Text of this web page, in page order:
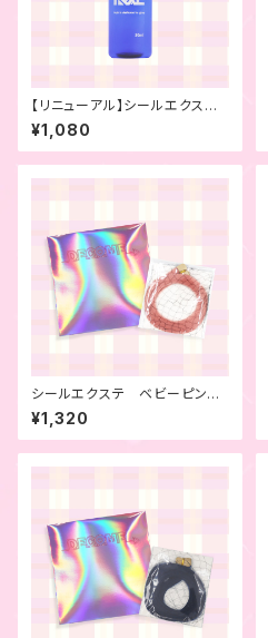
【リニューアル】シールエクステ
用リムーバー
¥1,080
シールエクステ ベビーピン
ク 4本セット
¥1,320